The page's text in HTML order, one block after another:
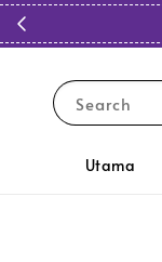
Search
Utama